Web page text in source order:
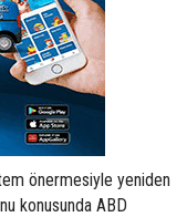
önermesiyle yeniden
konusunda ABD